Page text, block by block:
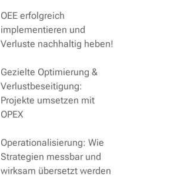
OEE erfolgreich
implementieren und
Verluste nachhaltig heben!
Gezielte Optimierung &
Verlustbeseitigung:
Projekte umsetzen mit
OPEX
Operationalisierung: Wie
Strategien messbar und
wirksam übersetzt werden